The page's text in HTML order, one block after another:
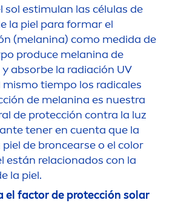
sol estimulan las células de
la piel para formar el
(melanina) como medida de
produce melanina de
y absorbe la radiación UV
tiempo los radicales
de melanina es nuestra
de protección contra la luz
tener en cuenta que la
de broncearse o el color
están relacionados con la
la piel.
el factor de protección solar